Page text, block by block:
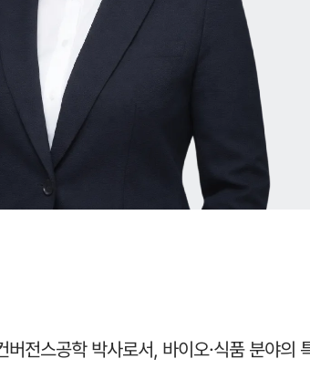
버전스공학 박사로서, 바이오·식품 분야